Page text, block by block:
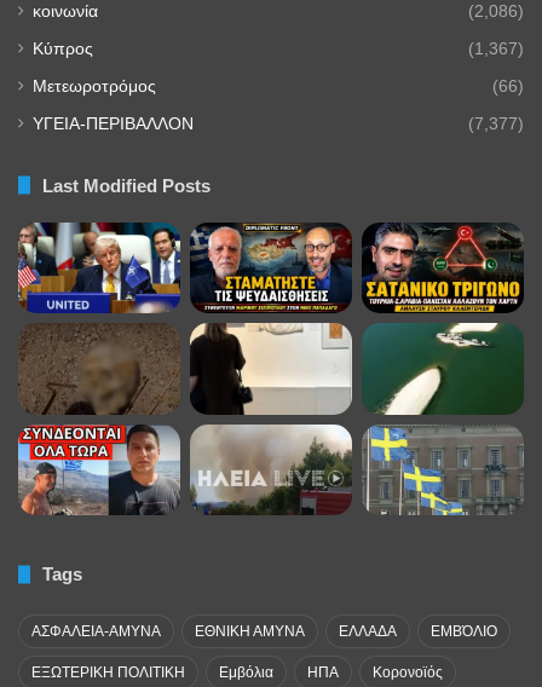
κοινωνία (2,086)
Κύπρος (1,367)
Μετεωροτρόμος (66)
ΥΓΕΙΑ-ΠΕΡΙΒΑΛΛΟΝ (7,377)
Last Modified Posts
Tags
ΑΣΦΑΛΕΙΑ-ΑΜΥΝΑ ΕΘΝΙΚΗ ΑΜΥΝΑ ΕΛΛΑΔΑ ΕΜΒΌΛΙΟ
ΕΞΩΤΕΡΙΚΗ ΠΟΛΙΤΙΚΗ Εμβόλια ΗΠΑ Κορονοϊός